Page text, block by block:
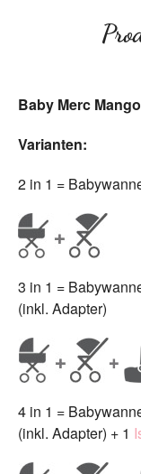
Baby Merc Mango
Varianten:
2 in 1 =
3 in 1 =
(inkl. Adapter)
4 in 1 =
(inkl. Adapter) + 1